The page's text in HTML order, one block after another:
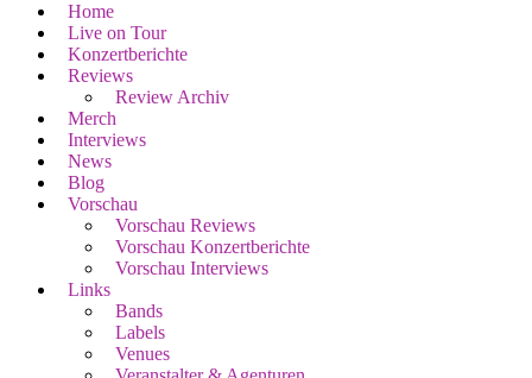
Home
Live on Tour
Konzertberichte
Reviews
Review Archiv
Merch
Interviews
News
Blog
Vorschau
Vorschau Reviews
Vorschau Konzertberichte
Vorschau Interviews
Links
Bands
Labels
Venues